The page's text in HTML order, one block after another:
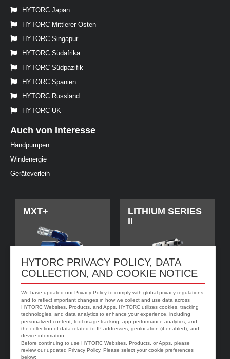
HYTORC PRIVACY POLICY, DATA
COLLECTION, AND COOKIE NOTICE
We have updated our Privacy Policy to comply with global privacy regulations
and to reflect important changes in how we collect and use data across
HYTORC Websites, Products, and Apps. HYTORC utilizes cookies, tracking
technologies, and data analytics to enhance your experience, including
personalized content, tool usage tracking, app performance analytics, and
the collection of data related to IP addresses, geolocation (if enabled), and
device information.
Before continuing to use HYTORC Websites, Products, or Apps, please
review our updated Privacy Policy. Please select your cookie preferences
below:
HYTORC Japan
HYTORC Mittlerer Osten
HYTORC Singapur
HYTORC Südafrika
HYTORC Südpazifik
HYTORC Spanien
HYTORC Russland
HYTORC UK
Auch von Interesse
Handpumpen
Windenergie
Geräteverleih
MXT+
LITHIUM SERIES
II
jGun DIGITAL HYTORC Washer